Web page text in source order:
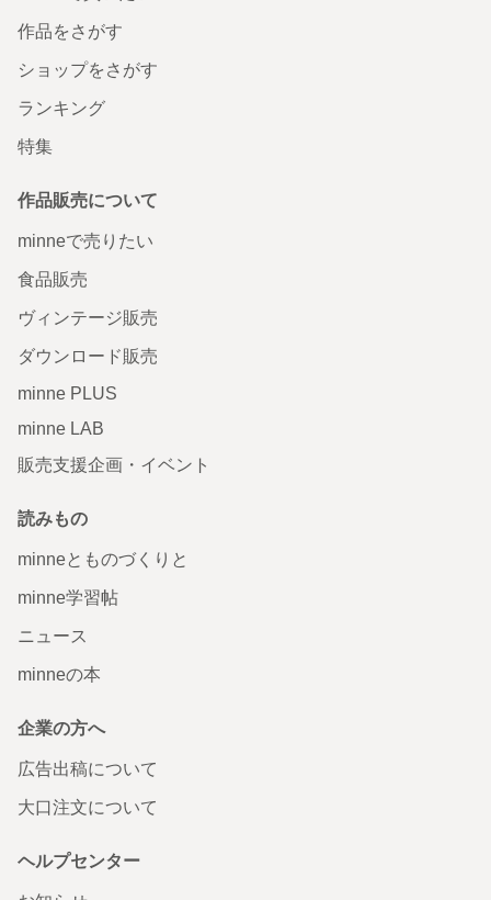
作品をさがす
ショップをさがす
ランキング
特集
作品販売について
minneで売りたい
食品販売
ヴィンテージ販売
ダウンロード販売
minne PLUS
minne LAB
販売支援企画・イベント
読みもの
minneとものづくりと
minne学習帖
ニュース
minneの本
企業の方へ
広告出稿について
大口注文について
ヘルプセンター